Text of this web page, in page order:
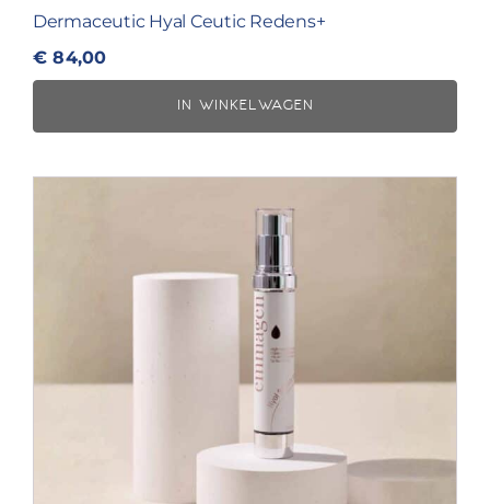
Dermaceutic Hyal Ceutic Redens+
€ 84,00
IN WINKELWAGEN